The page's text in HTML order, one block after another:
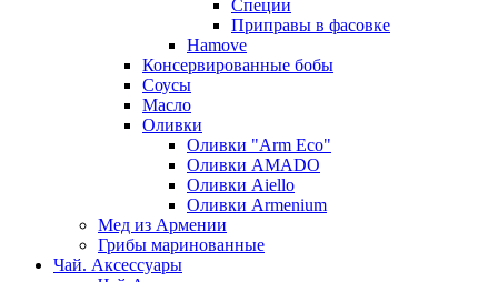
Специи
Приправы в фасовке
Hamove
Консервированные бобы
Соусы
Масло
Оливки
Оливки "Arm Eco"
Оливки AMADO
Оливки Aiello
Оливки Armenium
Мед из Армении
Грибы маринованные
Чай. Аксессуары